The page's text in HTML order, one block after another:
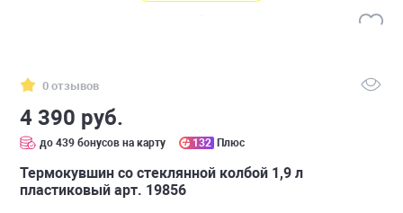
0 отзывов
4 390 руб.
до 439 бонусов на карту 132 Плюс
Термокувшин со стеклянной колбой 1,9 л
пластиковый арт. 19856